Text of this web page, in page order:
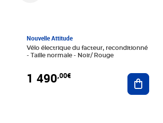
Nouvelle Attitude
Vélo électrique du facteur, reconditionné
- Taille normale - Noir/ Rouge
1 490,00€